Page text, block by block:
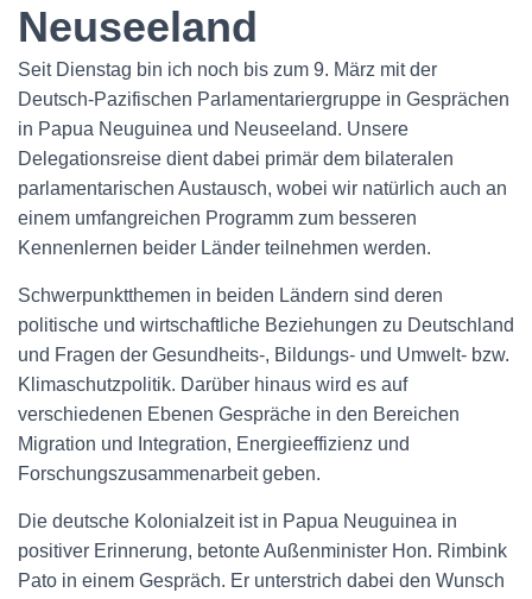
Neuseeland
Seit Dienstag bin ich noch bis zum 9. März mit der
Deutsch-Pazifischen Parlamentariergruppe in Gesprächen
in Papua Neuguinea und Neuseeland. Unsere
Delegationsreise dient dabei primär dem bilateralen
parlamentarischen Austausch, wobei wir natürlich auch an
einem umfangreichen Programm zum besseren
Kennenlernen beider Länder teilnehmen werden.
Schwerpunktthemen in beiden Ländern sind deren
politische und wirtschaftliche Beziehungen zu Deutschland
und Fragen der Gesundheits-, Bildungs- und Umwelt- bzw.
Klimaschutzpolitik. Darüber hinaus wird es auf
verschiedenen Ebenen Gespräche in den Bereichen
Migration und Integration, Energieeffizienz und
Forschungszusammenarbeit geben.
Die deutsche Kolonialzeit ist in Papua Neuguinea in
positiver Erinnerung, betonte Außenminister Hon. Rimbink
Pato in einem Gespräch. Er unterstrich dabei den Wunsch